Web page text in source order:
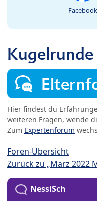
Facebook
Kugelrunde
Hier findest du
weiteren Fragen, wende
Zum Expertenforum
Foren-Übersicht
Zurück zu „März 2022
NessiSch